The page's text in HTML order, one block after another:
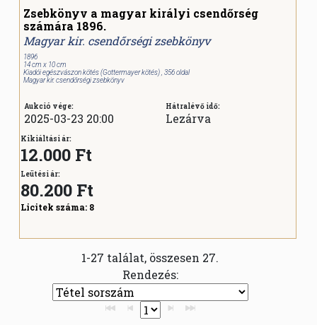
Zsebkönyv a magyar királyi csendőrség
számára 1896.
Magyar kir. csendőrségi zsebkönyv
1896
14 cm x 10 cm
Kiadói egészvászon kötés (Gottermayer kötés) , 356 oldal
Magyar kir. csendőrségi zsebkönyv
Aukció vége:
2025-03-23 20:00
Hátralévő idő:
Lezárva
Kikiáltási ár:
12.000 Ft
Leütési ár:
80.200 Ft
Licitek száma: 8
1-27 találat, összesen 27.
Rendezés: